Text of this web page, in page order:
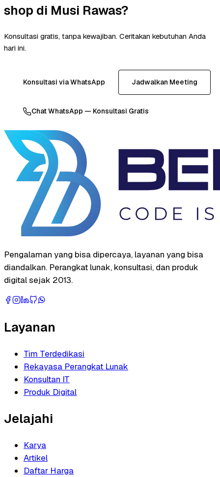
shop di Musi Rawas?
Konsultasi gratis, tanpa kewajiban. Ceritakan kebutuhan Anda
hari ini.
Konsultasi via WhatsApp Jadwalkan Meeting
Chat WhatsApp — Konsultasi Gratis
Pengalaman yang bisa dipercaya, layanan yang bisa
diandalkan. Perangkat lunak, konsultasi, dan produk
digital sejak 2013.
Layanan
Tim Terdedikasi
Rekayasa Perangkat Lunak
Konsultan IT
Produk Digital
Jelajahi
Karya
Artikel
Daftar Harga